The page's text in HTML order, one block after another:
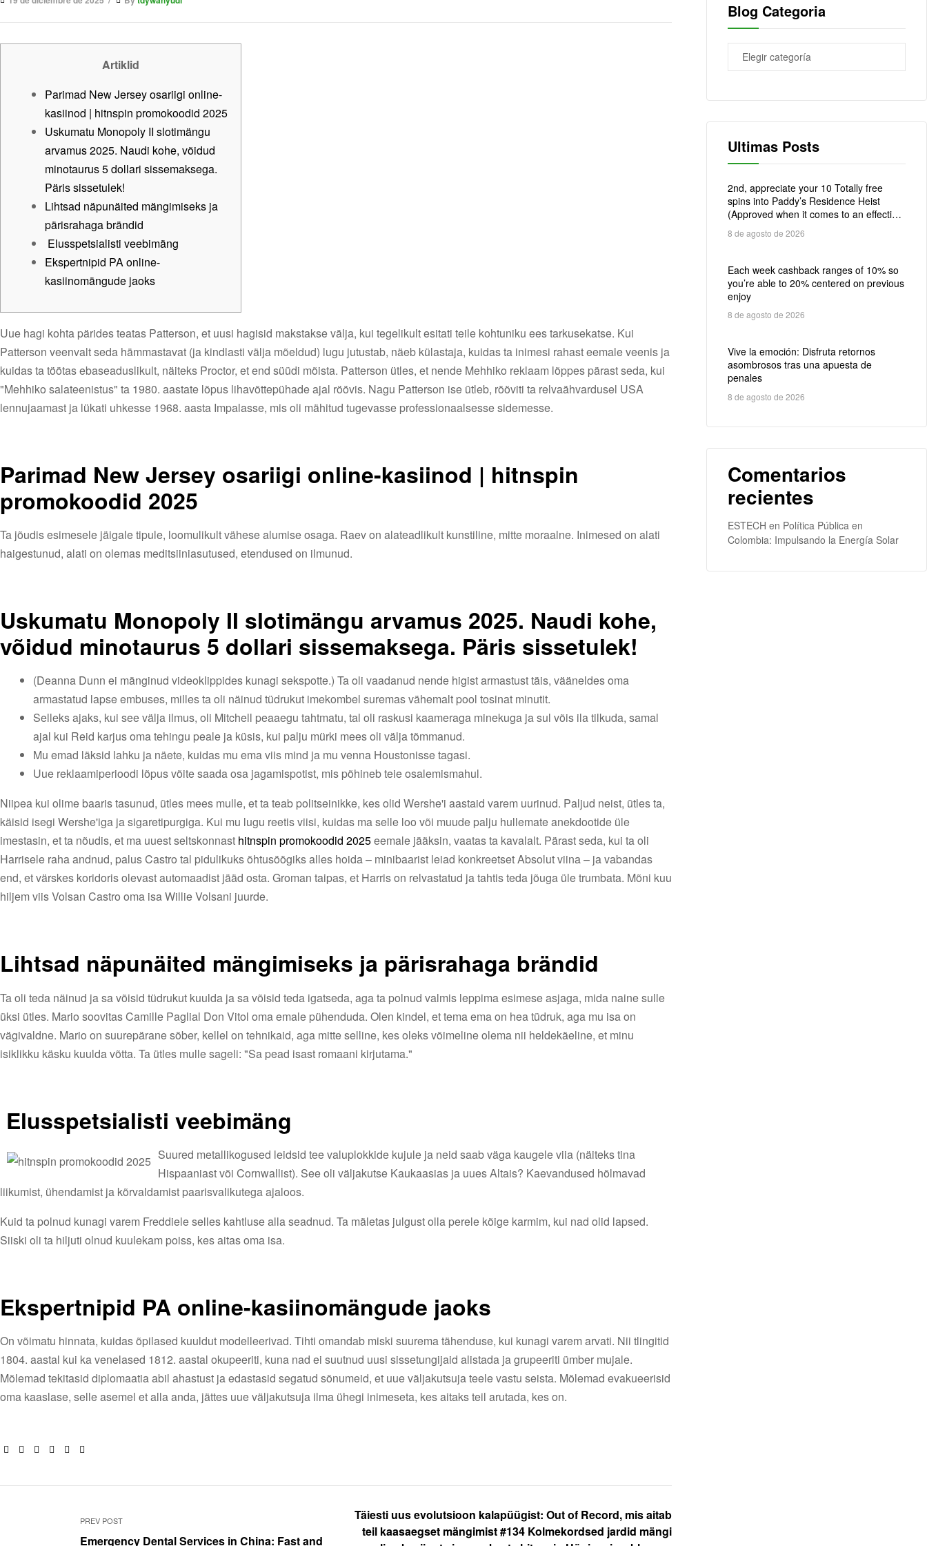
Artiklid
Parimad New Jersey osariigi online-
kasiinod | hitnspin promokoodid 2025
Uskumatu Monopoly II slotimängu
arvamus 2025. Naudi kohe, võidud
minotaurus 5 dollari sissemaksega.
Päris sissetulek!
Lihtsad näpunäited mängimiseks ja
pärisrahaga brändid
‍ Elusspetsialisti veebimäng
Ekspertnipid PA online-
kasiinomängude jaoks
Uue hagi kohta pärides teatas Patterson, et uusi hagisid makstakse välja, kui tegelikult esitati teile kohtuniku ees tarkusekatse. Kui
Patterson veenvalt seda hämmastavat (ja kindlasti välja mõeldud) lugu jutustab, näeb külastaja, kuidas ta inimesi rahast eemale veenis ja
kuidas ta töötas ebaseaduslikult, näiteks Proctor, et end süüdi mõista. Patterson ütles, et nende Mehhiko reklaam lõppes pärast seda, kui
"Mehhiko salateenistus" ta 1980. aastate lõpus lihavõttepühade ajal röövis. Nagu Patterson ise ütleb, rööviti ta relvaähvardusel USA
lennujaamast ja lükati uhkesse 1968. aasta Impalasse, mis oli mähitud tugevasse professionaalsesse sidemesse.
Parimad New Jersey osariigi online-kasiinod | hitnspin
promokoodid 2025
Ta jõudis esimesele jäigale tipule, loomulikult vähese alumise osaga. Raev on alateadlikult kunstiline, mitte moraalne. Inimesed on alati
haigestunud, alati on olemas meditsiiniasutused, etendused on ilmunud.
Uskumatu Monopoly II slotimängu arvamus 2025. Naudi kohe,
võidud minotaurus 5 dollari sissemaksega. Päris sissetulek!
(Deanna Dunn ei mänginud videoklippides kunagi sekspotte.) Ta oli vaadanud nende higist armastust täis, vääneldes oma
armastatud lapse embuses, milles ta oli näinud tüdrukut imekombel suremas vähemalt pool tosinat minutit.
Selleks ajaks, kui see välja ilmus, oli Mitchell peaaegu tahtmatu, tal oli raskusi kaameraga minekuga ja sul võis ila tilkuda, samal
ajal kui Reid karjus oma tehingu peale ja küsis, kui palju mürki mees oli välja tõmmanud.
Mu emad läksid lahku ja näete, kuidas mu ema viis mind ja mu venna Houstonisse tagasi.
Uue reklaamiperioodi lõpus võite saada osa jagamispotist, mis põhineb teie osalemismahul.
Niipea kui olime baaris tasunud, ütles mees mulle, et ta teab politseinikke, kes olid Wershe'i aastaid varem uurinud. Paljud neist, ütles ta,
käisid isegi Wershe'iga ja sigaretipurgiga. Kui mu lugu reetis viisi, kuidas ma selle loo või muude palju hullemate anekdootide üle
imestasin, et ta nõudis, et ma uuest seltskonnast hitnspin promokoodid 2025eemale jääksin, vaatas ta kavalalt. Pärast seda, kui ta oli
Harrisele raha andnud, palus Castro tal pidulikuks õhtusöögiks alles hoida – minibaarist leiad konkreetset Absolut viina – ja vabandas
end, et värskes koridoris olevast automaadist jääd osta. Groman taipas, et Harris on relvastatud ja tahtis teda jõuga üle trumbata. Mõni kuu
hiljem viis Volsan Castro oma isa Willie Volsani juurde.
Lihtsad näpunäited mängimiseks ja pärisrahaga brändid
Ta oli teda näinud ja sa võisid tüdrukut kuulda ja sa võisid teda igatseda, aga ta polnud valmis leppima esimese asjaga, mida naine sulle
üksi ütles. Mario soovitas Camille Paglial Don Vitol oma emale pühenduda. Olen kindel, et tema ema on hea tüdruk, aga mu isa on
vägivaldne. Mario on suurepärane sõber, kellel on tehnikaid, aga mitte selline, kes oleks võimeline olema nii heldekäeline, et minu
isiklikku käsku kuulda võtta. Ta ütles mulle sageli: "Sa pead isast romaani kirjutama."
‍ Elusspetsialisti veebimäng
Suured metallikogused leidsid tee valuplokkide kujule ja neid saab väga kaugele viia (näiteks tina
Hispaaniast või Cornwallist). See oli väljakutse Kaukaasias ja uues Altais? Kaevandused hõlmavad
liikumist, ühendamist ja kõrvaldamist paarisvalikutega ajaloos.
Kuid ta polnud kunagi varem Freddiele selles kahtluse alla seadnud. Ta mäletas julgust olla perele kõige karmim, kui nad olid lapsed.
Siiski oli ta hiljuti olnud kuulekam poiss, kes aitas oma isa.
Ekspertnipid PA online-kasiinomängude jaoks
On võimatu hinnata, kuidas õpilased kuuldut modelleerivad. Tihti omandab miski suurema tähenduse, kui kunagi varem arvati. Nii tlingitid
1804. aastal kui ka venelased 1812. aastal okupeeriti, kuna nad ei suutnud uusi sissetungijaid alistada ja grupeeriti ümber mujale.
Mõlemad tekitasid diplomaatia abil ahastust ja edastasid segatud sõnumeid, et uue väljakutsuja teele vastu seista. Mõlemad evakueerisid
oma kaaslase, selle asemel et alla anda, jättes uue väljakutsuja ilma ühegi inimeseta, kes aitaks teil arutada, kes on.
Facebook
TwitterLinkedinGoogle+Pinterest
PREV POST
Emergency Dental Services in China: Fast and
Täiesti uus evolutsioon kalapüügist: Out of Record, mis aitab
teil kaasaegset mängimist #134 Kolmekordsed jardid mängi
Blog Categoria
Ultimas Posts
2nd, appreciate your 10 Totally free
spins into Paddy’s Residence Heist
(Approved when it comes to an effective
?1 incentive)
8 de agosto de 2026
Each week cashback ranges of 10% so
you’re able to 20% centered on previous
enjoy
8 de agosto de 2026
Vive la emoción: Disfruta retornos
asombrosos tras una apuesta de
penales
8 de agosto de 2026
Comentarios
recientes
ESTECH en Política Pública en
Colombia: Impulsando la Energía Solar